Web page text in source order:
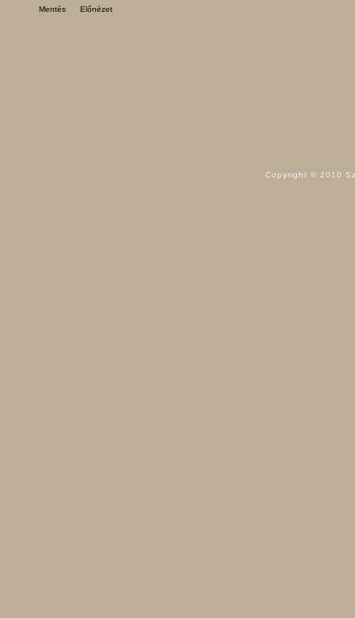
Copyright © 2010